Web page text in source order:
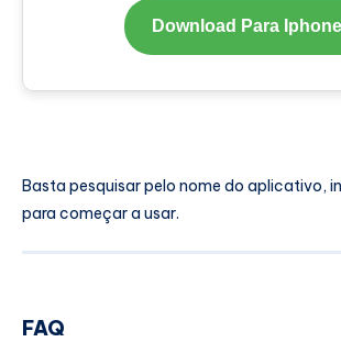
Download Para Iphone
Basta pesquisar pelo nome do aplicativo,
para começar a usar.
FAQ